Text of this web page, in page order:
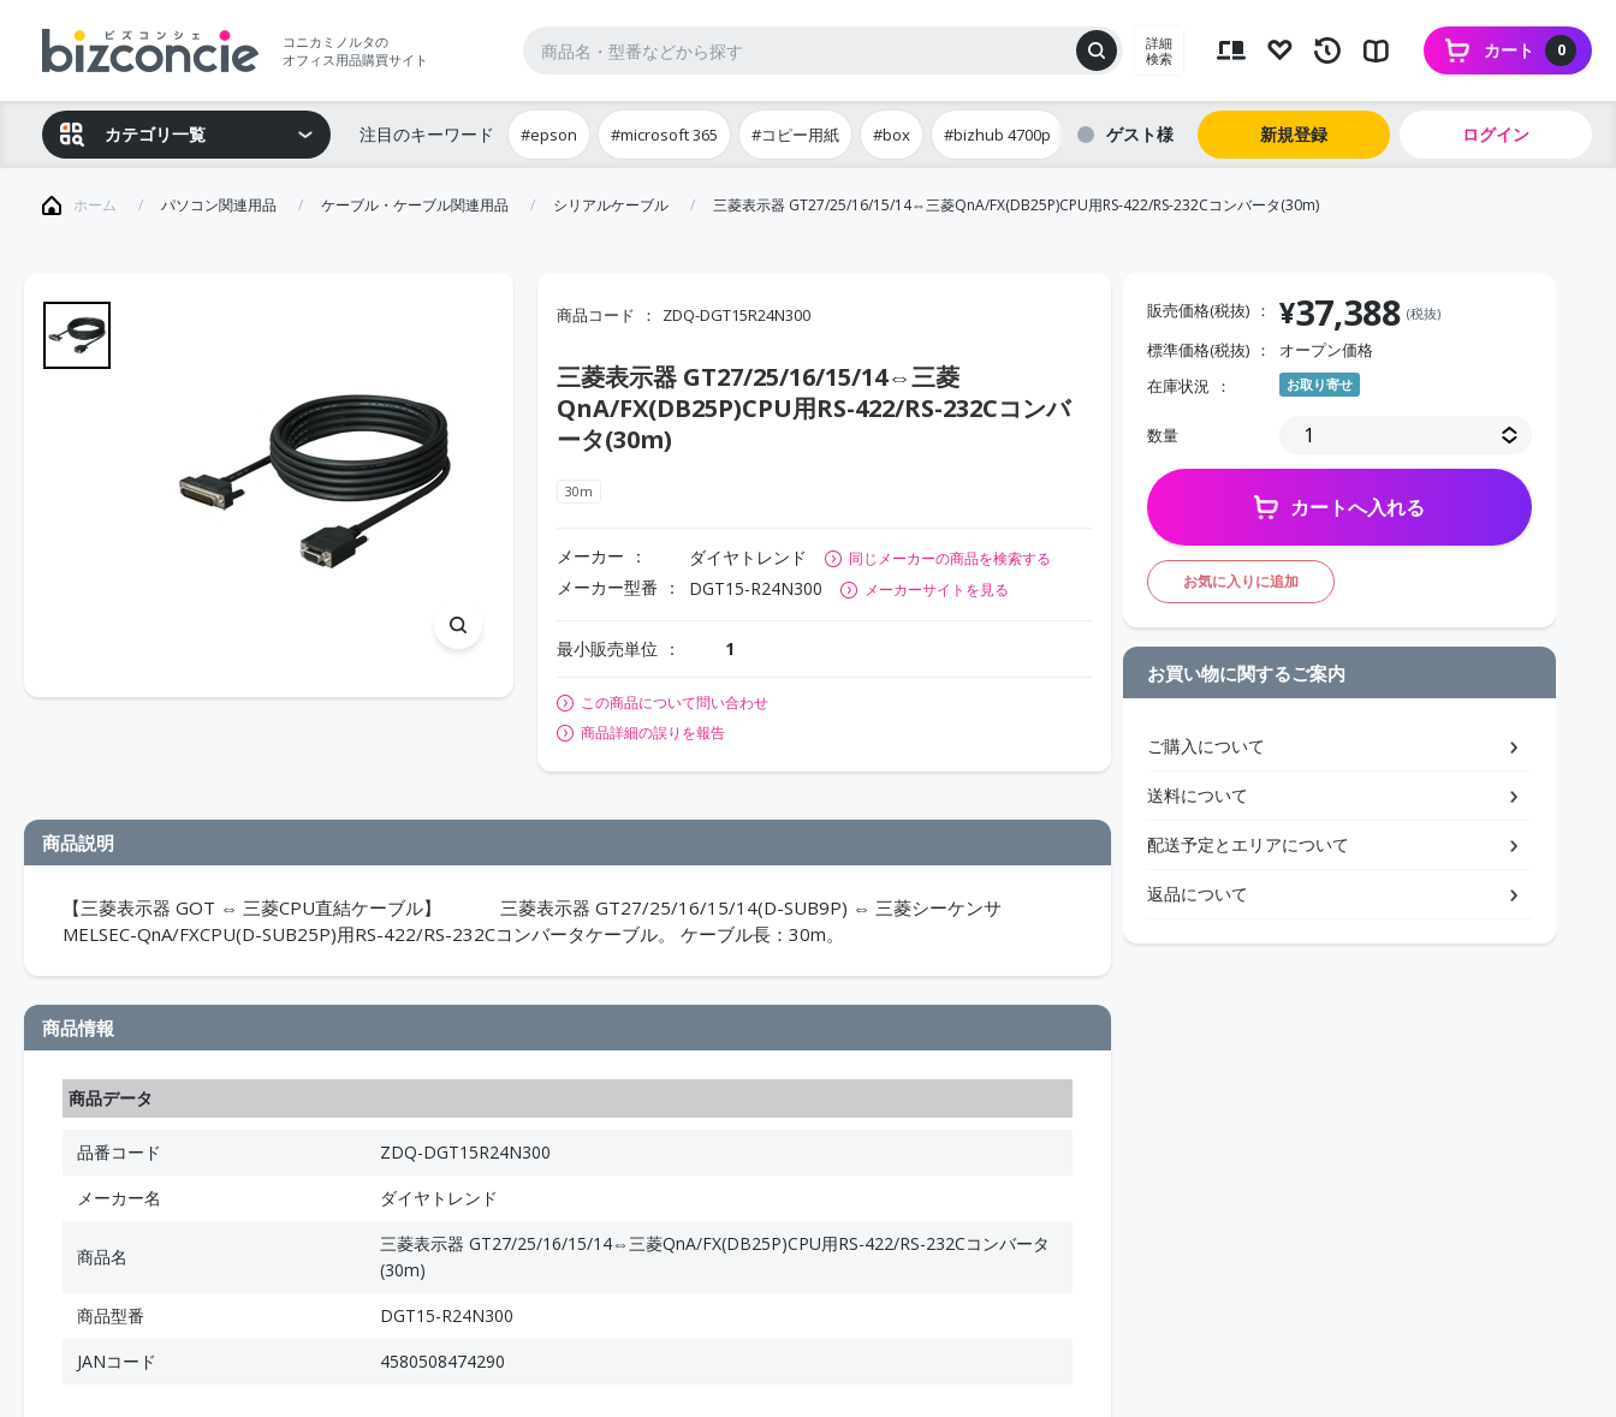
コニカミノルタの
オフィス用品購買サイト
詳細
検索
0
カート
カテゴリ一覧 注目のキーワード #epson #microsoft 365 #コピー用紙 #box #bizhub 4700p ゲスト 新規登録 ログイン
ホーム パソコン関連用品 ケーブル・ケーブル関連用品 シリアルケーブル 三菱表示器 GT27/25/16/15/14⇔三菱QnA/FX(DB25P)CPU用RS-422/RS-232Cコンバータ(30m)
商品コード ZDQ-DGT15R24N300
三菱表示器 GT27/25/16/15/14⇔三菱
QnA/FX(DB25P)CPU用RS-422/RS-232Cコンバ
ータ(30m)
30m
メーカー ダイヤトレンド 同じメーカーの商品を検索する
メーカー型番 DGT15-R24N300 メーカーサイトを見る
最小販売単位 1
この商品について問い合わせ
商品詳細の誤りを報告
商品説明
【三菱表示器 GOT ⇔ 三菱CPU直結ケーブル】 三菱表示器 GT27/25/16/15/14(D-SUB9P) ⇔ 三菱シーケンサ
MELSEC-QnA/FXCPU(D-SUB25P)用RS-422/RS-232Cコンバータケーブル。 ケーブル長：30m。
商品情報
商品データ
品番コード
ZDQ-DGT15R24N300
メーカー名
ダイヤトレンド
商品名
三菱表示器 GT27/25/16/15/14⇔三菱QnA/FX(DB25P)CPU用RS-422/RS-232Cコンバータ
(30m)
商品型番
DGT15-R24N300
JANコード
4580508474290
販売価格(税抜) ¥37,388 (税抜)
標準価格(税抜)
オープン価格
在庫状況
お取り寄せ
数量
カートへ入れる
お気に入りに追加
お買い物に関するご案内
ご購入について
送料について
配送予定とエリアについて
返品について